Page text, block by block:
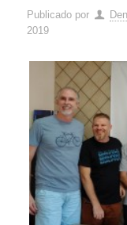
Publicado por
2019